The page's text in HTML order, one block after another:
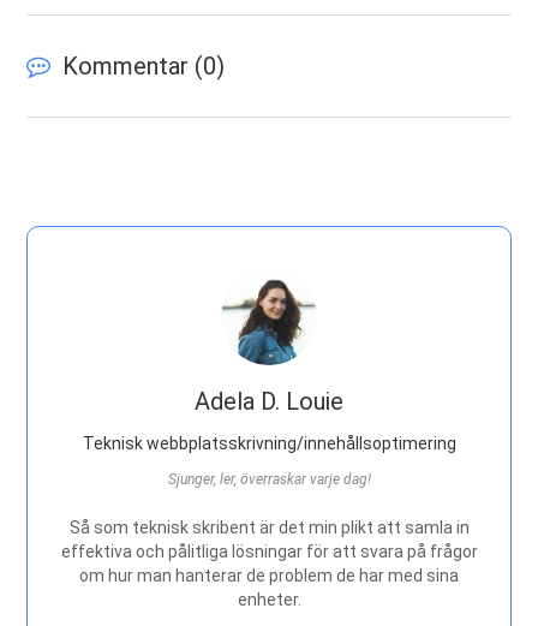
Kommentar (0)
Adela D. Louie
Teknisk webbplatsskrivning/innehållsoptimering
Sjunger, ler, överraskar varje dag!
Så som teknisk skribent är det min plikt att samla in
effektiva och pålitliga lösningar för att svara på frågor
om hur man hanterar de problem de har med sina
enheter.